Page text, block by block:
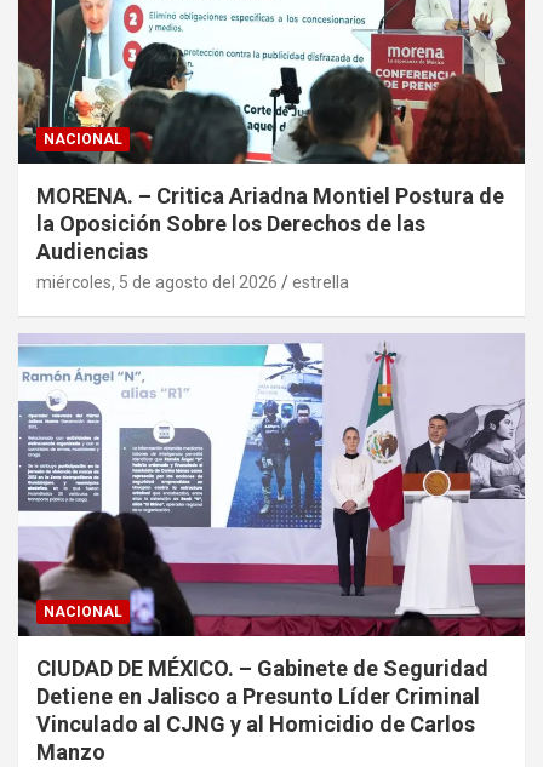
NACIONAL
MORENA. – Critica Ariadna Montiel Postura de
la Oposición Sobre los Derechos de las
Audiencias
miércoles, 5 de agosto del 2026 estrella
NACIONAL
CIUDAD DE MÉXICO. – Gabinete de Seguridad
Detiene en Jalisco a Presunto Líder Criminal
Vinculado al CJNG y al Homicidio de Carlos
Manzo